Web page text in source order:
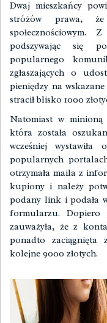
Dwaj mieszkańcy
stróżów prawa,
podszywając się
popularnego
zgłaszających o
pieniędzy na
stracił blisko 1000
Natomiast w minioną
która została
wcześniej
popularnych
otrzymała maila z
kupiony i należy
podany link i podała
formularzu. Dopiero
zauważyła, że z
ponadto zaciągnięta
kolejne 9000 złotych.